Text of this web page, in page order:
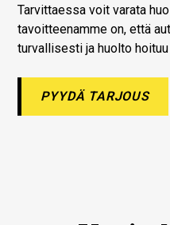
Tarvittaessa voit varata
tavoitteenamme on, että
turvallisesti ja huolto
PYYDÄ TARJOUS